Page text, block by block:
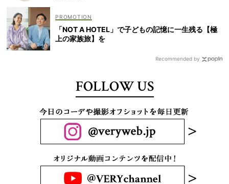
「NOT A HOTEL」で子どもの記憶に一生残る【極
上の家族旅】を
Recommended by
FOLLOW US